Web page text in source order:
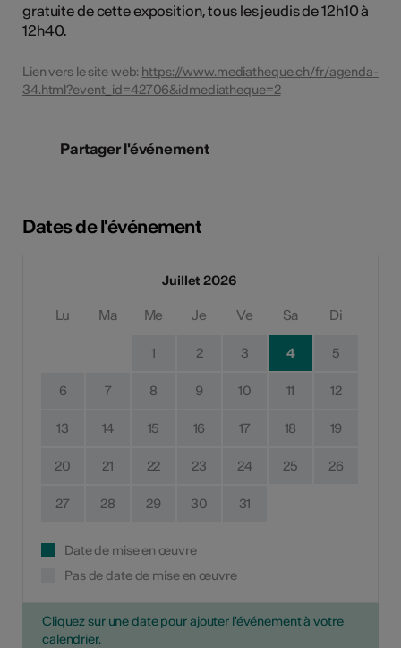
gratuite de cette exposition, tous les jeudis de 12h10 à
12h40.
Lien vers le site web: https://www.mediatheque.ch/fr/agenda-
34.html?event_id=42706&idmediatheque=2
Partager l'événement
Dates de l'événement
Juillet 2026
Lu Ma Me Je Ve Sa Di
1 2 3 4 5
6 7 8 9 10 11 12
13 14 15 16 17 18 19
20 21 22 23 24 25 26
27 28 29 30 31
Date de mise en œuvre
Pas de date de mise en œuvre
Cliquez sur une date pour ajouter l'événement à votre
calendrier.